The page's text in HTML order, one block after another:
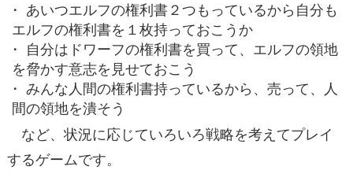
あいつエルフの権利書２つもっているから自分も
エルフの権利書を１枚持っておこうか
自分はドワーフの権利書を買って、エルフの領地
を脅かす意志を見せておこう
みんな人間の権利書持っているから、売って、人
間の領地を潰そう
など、状況に応じていろいろ戦略を考えてプレイ
するゲームです。